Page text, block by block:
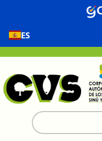
ES
Buscar: